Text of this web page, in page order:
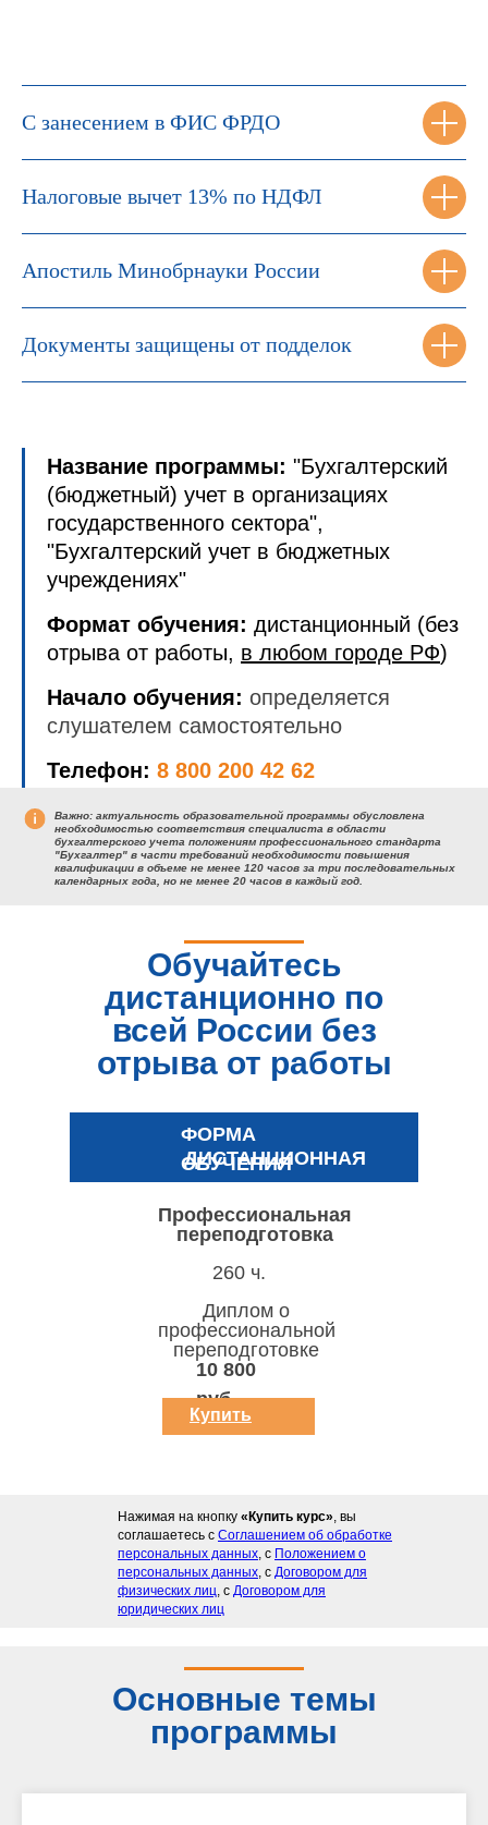
С занесением в ФИС ФРДО
Налоговые вычет 13% по НДФЛ
Апостиль Минобрнауки России
Документы защищены от подделок
Название программы: "Бухгалтерский
(бюджетный) учет в организациях
государственного сектора",
"Бухгалтерский учет в бюджетных
учреждениях"
Формат обучения: дистанционный (без
отрыва от работы, в любом городе РФ)
Начало обучения: определяется
слушателем самостоятельно
Телефон: 8 800 200 42 62
Важно: актуальность образовательной программы обусловлена
необходимостью соответствия специалиста в области
бухгалтерского учета положениям профессионального стандарта
"Бухгалтер" в части требований необходимости повышения
квалификации в объеме не менее 120 часов за три последовательных
календарных года, но не менее 20 часов в каждый год.
Обучайтесь
дистанционно по
всей России без
отрыва от работы
ФОРМА
ОБУЧЕНИЯ
ДИСТАНЦИОННАЯ
Профессиональная
переподготовка
Диплом о
профессиональной
переподготовке
260 ч.
10 800
руб.
Купить
курс
Нажимая на кнопку «Купить курс», вы
соглашаетесь с Соглашением об обработке
персональных данных, с Положением о
персональных данных, с Договором для
физических лиц, с Договором для
юридических лиц
Основные темы
программы